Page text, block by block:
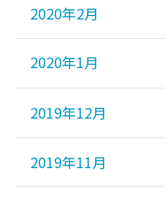
2020年2月
2020年1月
2019年12月
2019年11月